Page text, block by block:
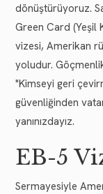
dönüştürüyoruz.
Green Card (Yeşil
vizesi, Amerikan
yoludur.
"Kimseyi geri
güvenliğinden
yanınızdayız.
EB-5
Sermayesiyle